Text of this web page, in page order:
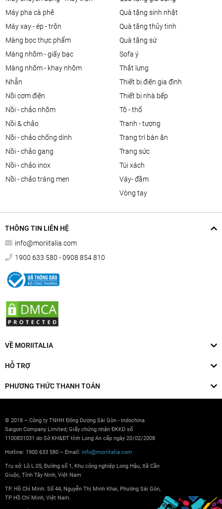
máy pha cà phê
máy xay - ép - trộn
màng bọc thực phẩm
màng nhôm - giấy bạc
màng nhôm - khay nhôm
nhẫn
nồi cơm điện
nồi - chảo nhôm
nồi & chảo
nồi - chảo chống dính
nồi - chảo gang
nồi - chảo inox
nồi - chảo tráng men
quà tặng sinh nhật
quà tặng thủy tinh
quà tặng sứ
sofa ý
thắt lưng
thiết bị điện gia đình
thiết bị nhà bếp
tô - thố
tranh - tượng
trang trí bàn ăn
trang sức
túi xách
váy- đầm
vòng tay
THÔNG TIN LIÊN HỆ
info@moriitalia.com
1900 633 580 - 0908 854 810
VỀ MORIITALIA
HỖ TRỢ
PHƯƠNG THỨC THANH TOÁN
© 2018 – Công ty TNHH Đông Dương Sài Gòn - Indochina
Saigon Company Limited; Giấy chứng nhận ĐKKD số
1100831031 do Sở KH&ĐT tỉnh Long An cấp ngày 20/02/2008
Hotline: 1900 633 580 – Email: info@moriitalia.com
Trụ sở: Lô L.05, Đường số 1, Khu công nghiệp Long Hậu, Xã Cần
Giuộc, Tỉnh Tây Ninh, Việt Nam
TP. Hồ Chí Minh: Số 44, Nguyễn Thị Minh Khai, Phường Sài Gòn,
TP Hồ Chí Minh, Việt Nam.